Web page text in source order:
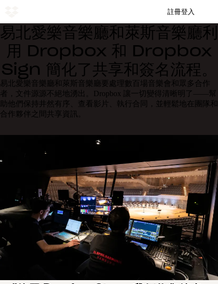
註冊登入
易北愛樂音樂廳和萊斯音樂廳利
用 Dropbox 和 Dropbox
Sign 簡化了共享和簽名流程。
易北愛樂音樂廳和萊斯音樂廳要處理數百場音樂會和眾多合作
者，文件源源不絕地湧出。Dropbox 讓一切變得清晰明了——幫
助他們保持井然有序、查看影片、執行合同，並輕鬆地在團隊和
合作夥伴之間共享資訊。